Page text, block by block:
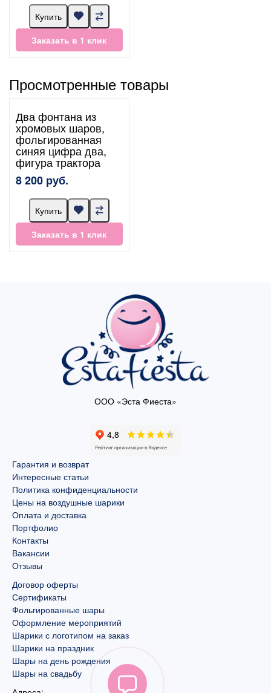
Купить
Заказать в 1 клик
Просмотренные товары
Два фонтана из
хромовых шаров,
фольгированная
синяя цифра два,
фигура трактора
8 200 руб.
Купить
Заказать в 1 клик
ООО «Эста Фиеста»
Гарантия и возврат
Интересные статьи
Политика конфиденциальности
Цены на воздушные шарики
Оплата и доставка
Портфолио
Контакты
Вакансии
Отзывы
Договор оферты
Сертификаты
Фольгированные шары
Оформление мероприятий
Шарики с логотипом на заказ
Шарики на праздник
Шары на день рождения
Шары на свадьбу